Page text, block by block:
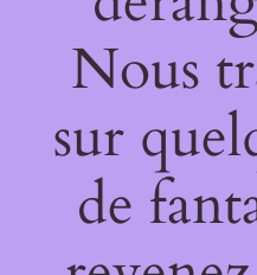
Nous
sur
de